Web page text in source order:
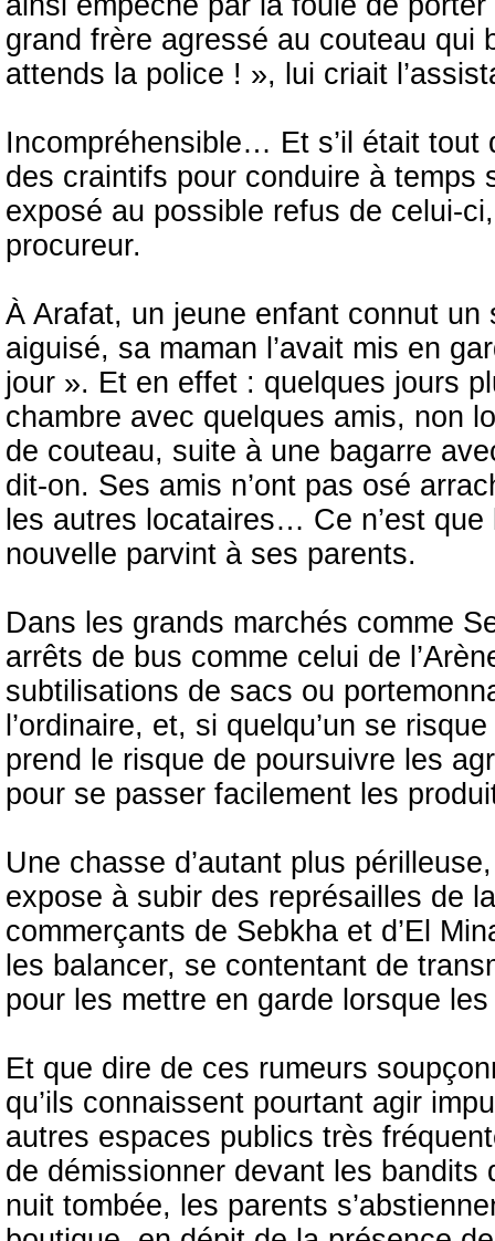
grand frère agressé au couteau qui
attends la police ! », lui criait
Incompréhensible… Et s’il était tout
des craintifs pour conduire à temps
exposé au possible refus de celui-
procureur.
À Arafat, un jeune enfant connut
aiguisé, sa maman l’avait mis en
jour ». Et en effet : quelques jours
chambre avec quelques amis, non
de couteau, suite à une bagarre
dit-on. Ses amis n’ont pas osé
les autres locataires… Ce n’est
nouvelle parvint à ses parents.
Dans les grands marchés comme
arrêts de bus comme celui de
subtilisations de sacs ou
l’ordinaire, et, si quelqu’un se
prend le risque de poursuivre les
pour se passer facilement les
Une chasse d’autant plus
expose à subir des représailles de
commerçants de Sebkha et d’El
les balancer, se contentant de
pour les mettre en garde lorsque
Et que dire de ces rumeurs
qu’ils connaissent pourtant agir
autres espaces publics très
de démissionner devant les
nuit tombée, les parents